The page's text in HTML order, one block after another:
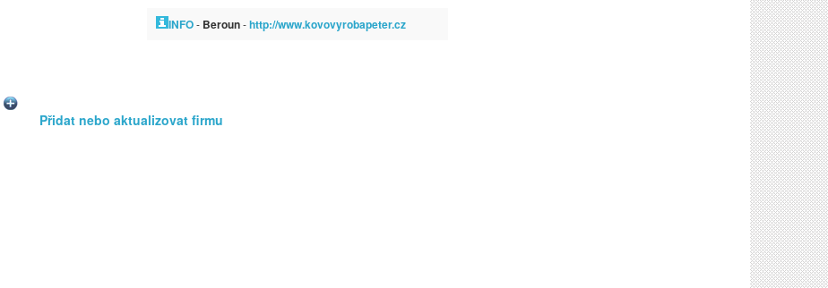
INFO- Beroun-http://www.kovovyrobapeter.cz
Přidat nebo aktualizovat firmu